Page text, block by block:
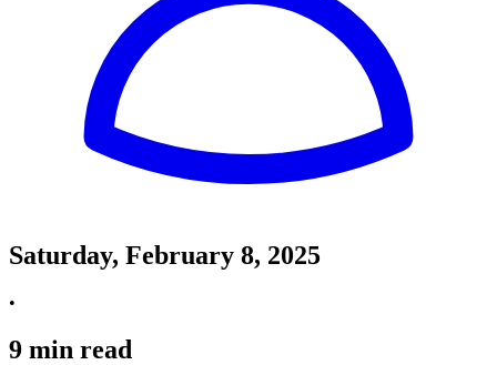
Saturday, February 8, 2025
•
9 min read